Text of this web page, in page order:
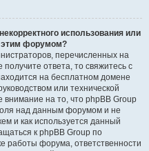
использования или
этим форумом?
перечисленных на
ответа, то свяжитесь с
на бесплатном домене
или технической
на то, что phpBB Group
над данным форумом и не
и как используется данный
к phpBB Group по
работы форума, ответственности